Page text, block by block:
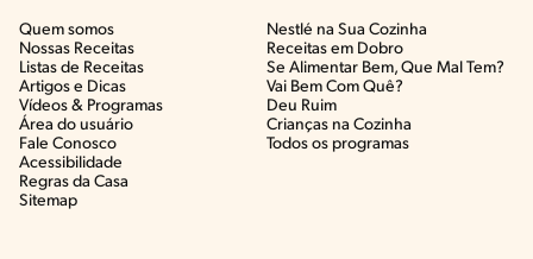
Quem somos
Nossas Receitas
Listas de Receitas​
Artigos e Dicas​
Vídeos & Programas​
Área do usuário
Fale Conosco
Acessibilidade
Regras da Casa
Sitemap
Nestlé na Sua Cozinha
Receitas em Dobro
Se Alimentar Bem, Que Mal Tem?​
Vai Bem Com Quê?​
Deu Ruim​
Crianças na Cozinha​
Todos os programas